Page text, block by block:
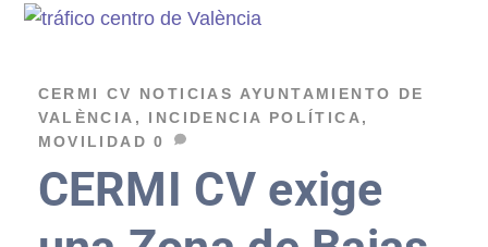
CERMI CV exige
CERMI CV NOTICIAS AYUNTAMIENTO DE
VALÈNCIA , INCIDENCIA POLÍTICA,
MOVILIDAD 0